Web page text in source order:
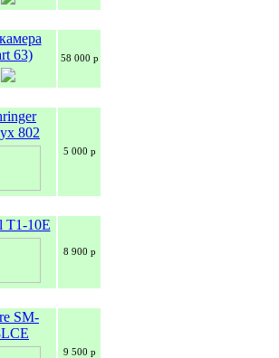
63)
58 000 р
802
5 000 р
T1-10E
8 900 р
SM-
9 500 р